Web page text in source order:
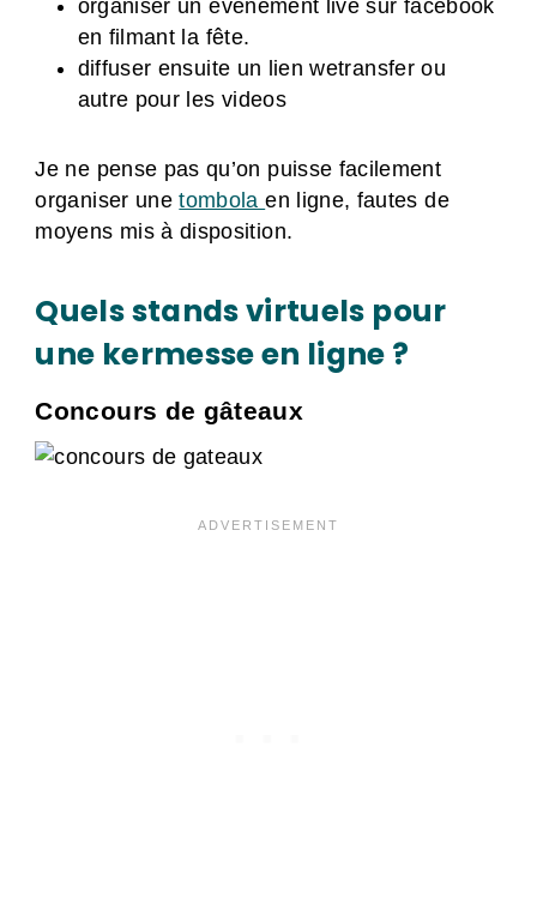
organiser un événement live sur facebook
en filmant la fête.
diffuser ensuite un lien wetransfer ou
autre pour les videos
Je ne pense pas qu’on puisse facilement
organiser unetombolaen ligne, fautes de
moyens mis à disposition.
Quels stands virtuels pour
une kermesse en ligne ?
Concours de gâteaux